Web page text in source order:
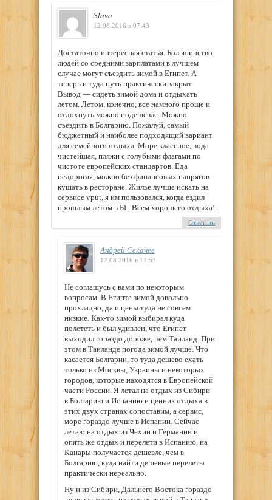
Slava
12.08.2016 в 07:43
Достаточно интересная статья. Большинство
людей со средними зарплатами в лучшем
случае могут съездить зимой в Египет. А
теперь и туда путь практически закрыт.
Вывод — сидеть зимой дома и отдыхать
летом. Летом, конечно, все намного проще и
отдохнуть можно подешевле. Можно
съездить в Болгарию. Пожалуй, самый
бюджетный и наиболее подходящий вариант
для семейного отдыха. Море классное, вода
чистейшая, пляжи с голубыми флагами по
чистоте европейских стандартов. Еда
недорогая, можно без финансовых напрягов
кушать в ресторане. Жилье лучше искать на
сервисе vput, я им пользовался, когда ездил
прошлым летом в БГ. Всем хорошего отдыха!
Ответить
Андрей Секачев
12.08.2016 в 11:53
Не соглашусь с вами по некоторым
вопросам. В Египте зимой довольно
прохладно, да и цены туда не совсем
низкие. Как-то зимой выбирал куда
полететь и был удивлен, что Египет
выходил гораздо дороже, чем Таиланд. При
этом в Таиланде погода зимой лучше. Что
касается Болгарии, то туда дешево ехать
только из Москвы, Украины и некоторых
городов, которые находятся в Европейской
части России. Я летал на отдых из Сибири
в Болгарию и Испанию и ценник отдыха в
этих двух странах сопоставим, а сервис,
море гораздо лучше в Испании. Сейчас
летаю на отдых из Чехии и Германии и
опять же отдых и перелети в Испанию, на
Канары получается дешевле, чем в
Болгарию, куда найти дешевые перелеты
практически нереально.
Ну и из Сибири, Дальнего Востока гораздо